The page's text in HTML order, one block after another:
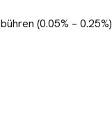
(0.05% – 0.25%)